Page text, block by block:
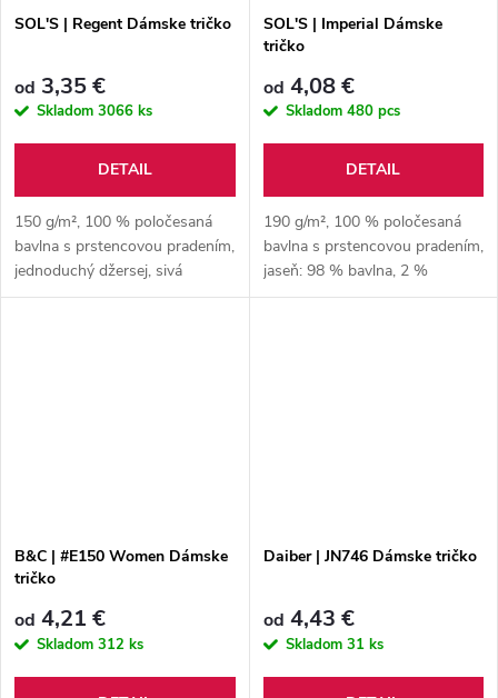
SOL'S | Regent Dámske tričko
od 3,35 €
Skladom 3066 ks
DETAIL
150 g/m², 100 % poločesaná
bavlna s prstencovou pradením,
jednoduchý džersej, sivá
melanž: 85 % bavlna, 15 %
SOL'S | Imperial Dámske
tričko
od 4,08 €
Skladom 480 pcs
DETAIL
190 g/m², 100 % poločesaná
bavlna s prstencovou pradením,
jaseň: 98 % bavlna, 2 %
viskóza, sivá melanž: 85 %
B&C | #E150 Women Dámske
tričko
od 4,21 €
Skladom 312 ks
Daiber | JN746 Dámske tričko
od 4,43 €
Skladom 31 ks